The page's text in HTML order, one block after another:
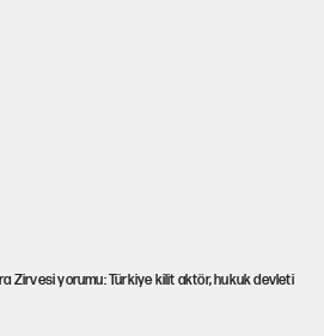
Zirvesi yorumu: Türkiye kilit aktör, hukuk devleti